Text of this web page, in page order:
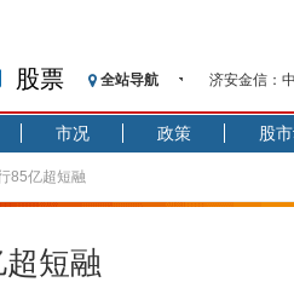
股票 全站导航
济安金信：
【见·闻】疫
记者手记：
【见·闻】
济安金信：
【新华财经
市况 政策 股
85亿超短融
短融